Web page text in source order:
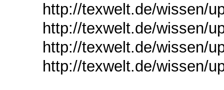
http://texwelt.de/wissen/
http://texwelt.de/wissen/
http://texwelt.de/wissen/
http://texwelt.de/wissen/